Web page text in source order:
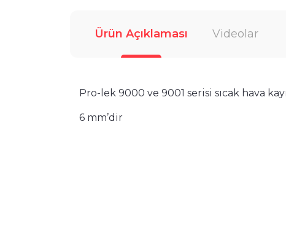
Ürün Açıklaması Videolar
Pro-lek 9000 ve 9001 serisi sıcak hava
6 mm’dir